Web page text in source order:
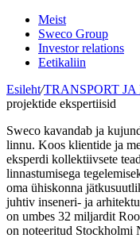
Meist
Sweco Group
Investor relations
Eetikaliin
Esileht/TRANSPORT
projektide ekspertiisid
Sweco kavandab ja
linnu. Koos klientide ja
eksperdi kollektiivsete
linnastumisega
oma ühiskonna
juhtiv inseneri- ja
on umbes 32 miljardit
on noteeritud Stockholmi